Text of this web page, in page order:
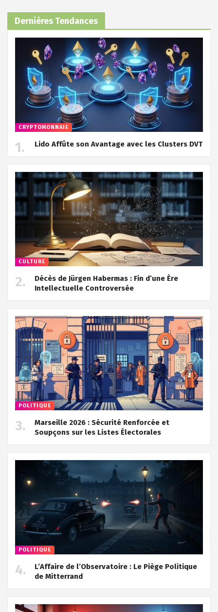
Dernières Tendances
CRYPTOMONNAIE
Lido Affûte son Avantage avec les Clusters DVT
CULTURE
Décès de Jürgen Habermas : Fin d’une Ère
Intellectuelle Controversée
POLITIQUE
Marseille 2026 : Sécurité Renforcée et
Soupçons sur les Listes Électorales
POLITIQUE
L’Affaire de l’Observatoire : Le Piège Politique
de Mitterrand